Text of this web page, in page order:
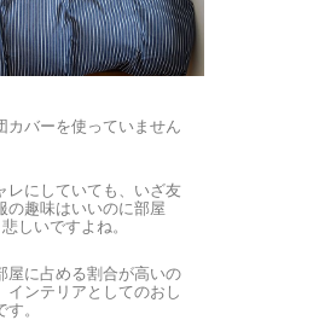
カバーを使っていません
レにしていても、いざ友
の趣味はいいのに部屋
しいですよね。
屋に占める割合が高いの
インテリアとしてのおし
。